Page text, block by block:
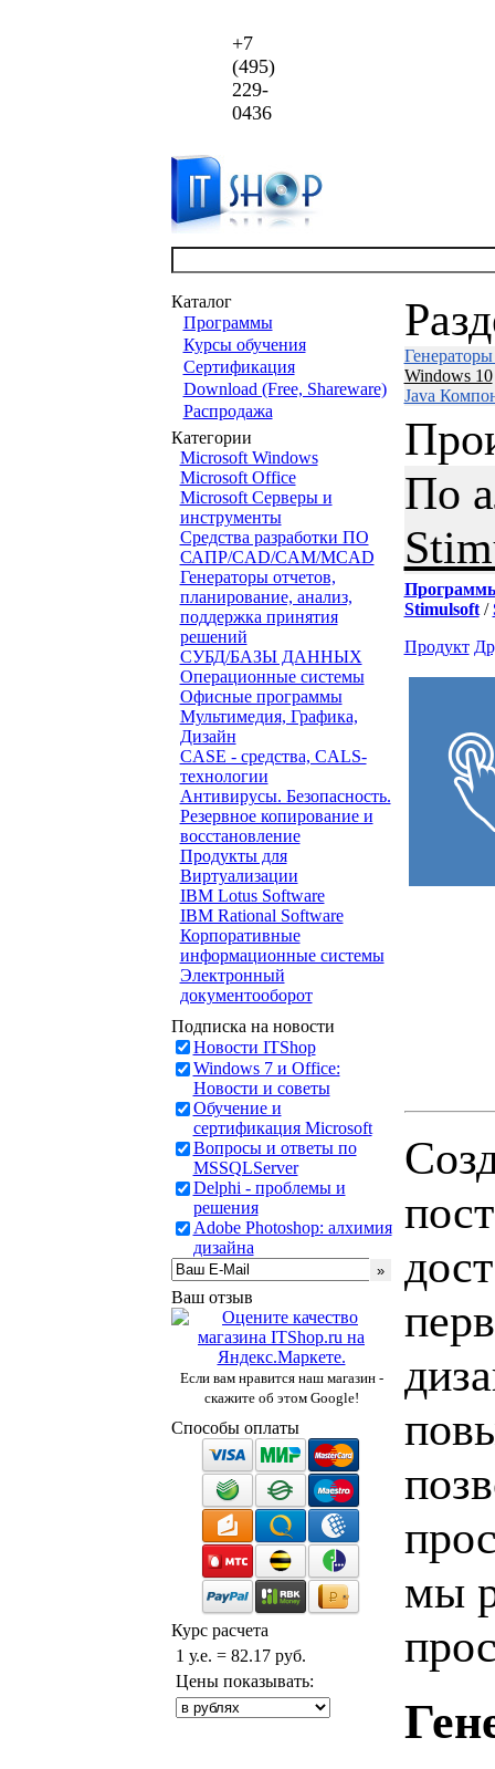
+7
(495)
229-
0436
Каталог
Программы
Курсы обучения
Сертификация
Download (Free, Shareware)
Распродажа
Категории
Microsoft Windows
Microsoft Office
Microsoft Серверы и
инструменты
Средства разработки ПО
САПР/CAD/CAM/MCAD
Генераторы отчетов,
планирование, анализ,
поддержка принятия
решений
СУБД/БАЗЫ ДАННЫХ
Операционные системы
Офисные программы
Мультимедия, Графика,
Дизайн
CASE - средства, CALS-
технологии
Антивирусы. Безопасность.
Резервное копирование и
восстановление
Продукты для
Виртуализации
IBM Lotus Software
IBM Rational Software
Корпоративные
информационные системы
Электронный
документооборот
Подписка на новости
Новости ITShop
Windows 7 и Office:
Новости и советы
Обучение и
сертификация Microsoft
Вопросы и ответы по
MSSQLServer
Delphi - проблемы и
решения
Adobe Photoshop: алхимия
дизайна
Ваш отзыв
Если вам нравится наш магазин -
скажите об этом Google!
Способы оплаты
Курс расчета
1 у.е. = 82.17 руб.
Цены показывать:
Генераторы
Windows 10
Java
По
Stimulsoft/
Продукт
мы